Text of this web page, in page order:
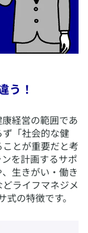
う！
経営の範囲であ
「社会的な健
とが重要だと考
を計画するサポ
生きがい・働き
ライフマネジメ
の特徴です。